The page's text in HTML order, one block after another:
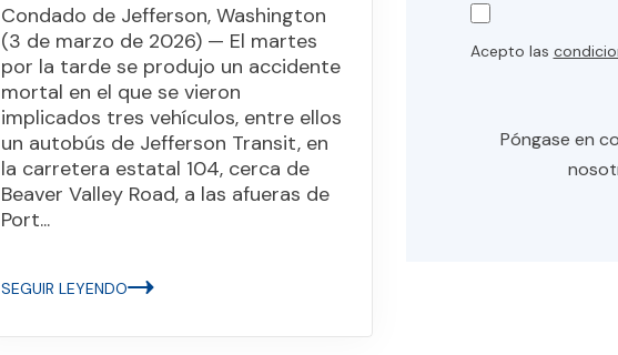
Condado de Jefferson, Washington
(3 de marzo de 2026) — El martes
por la tarde se produjo un accidente
mortal en el que se vieron
implicados tres vehículos, entre ellos
un autobús de Jefferson Transit, en
la carretera estatal 104, cerca de
Beaver Valley Road, a las afueras de
Port...
SEGUIR LEYENDO
Acepto las
Póngase en